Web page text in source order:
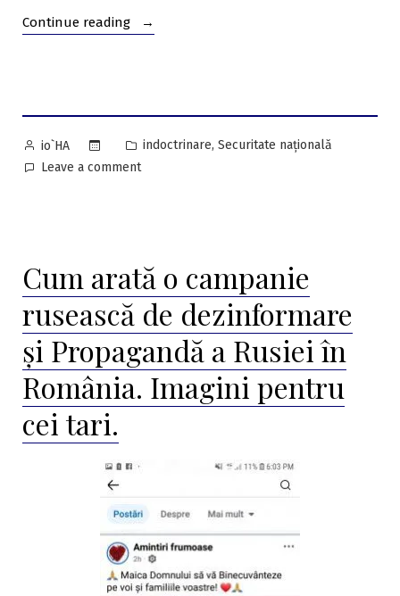
Continue reading
“RĂSPUNSUL
DE
Posted
by
io`HA
Posted
indoctrinare, Securitate națională
Leave a commenton
PE
PROBLEME
DE
SOCIALIZARE
A
ROMÂNIEI
Cum arată o campanie
rusească de dezinformare
și Propagandă a Rusiei în
România. Imagini pentru
cei tari.